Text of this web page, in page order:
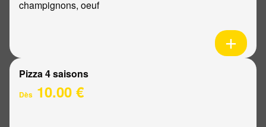
champignons, oeuf
Pizza 4 saisons
Dès 10.00 €